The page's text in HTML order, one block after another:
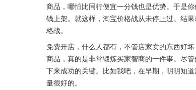
商品，哪怕比同行便宜一分钱也是优势。于是
钱上架。就这样，淘宝价格战从未停止过。结
格战。
免费开店，什么人都有，不管店家卖的东西好
商品，真的是非常锻炼买家智商的一件事。尽
下来成功的关键。比如我吧，在早期，明明知
量很好的。